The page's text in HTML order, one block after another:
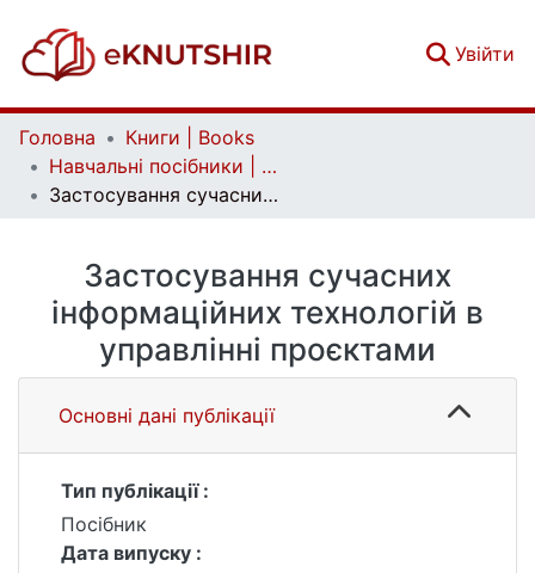
Увійти
Головна
Книги | Books
Навчальні посібники | Handbooks
Застосування сучасних інформаційних технологій в управлінні проєктами
Застосування сучасних
інформаційних технологій в
управлінні проєктами
Основні дані публікації
Тип публікації :
Посібник
Дата випуску :